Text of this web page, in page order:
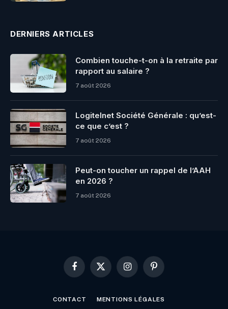
DERNIERS ARTICLES
Combien touche-t-on à la retraite par
rapport au salaire ?
7 août 2026
Logitelnet Société Générale : qu’est-
ce que c’est ?
7 août 2026
Peut-on toucher un rappel de l’AAH
en 2026 ?
7 août 2026
Facebook
X
InstagramPinterest
CONTACT MENTIONS LÉGALES